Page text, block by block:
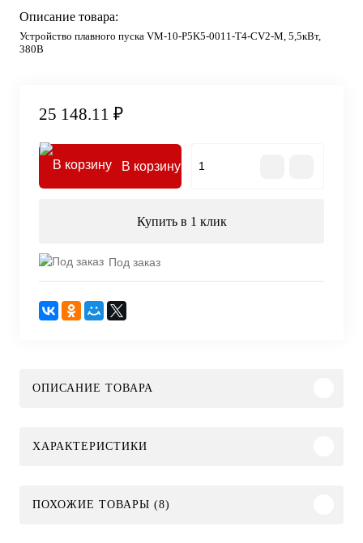
Описание товара:
Устройство плавного пуска VM-10-P5K5-0011-T4-CV2-M, 5,5кВт,
380В
25 148.11 ₽
В корзину
Купить в 1 клик
Под заказ
ОПИСАНИЕ ТОВАРА
ХАРАКТЕРИСТИКИ
ПОХОЖИЕ ТОВАРЫ (8)